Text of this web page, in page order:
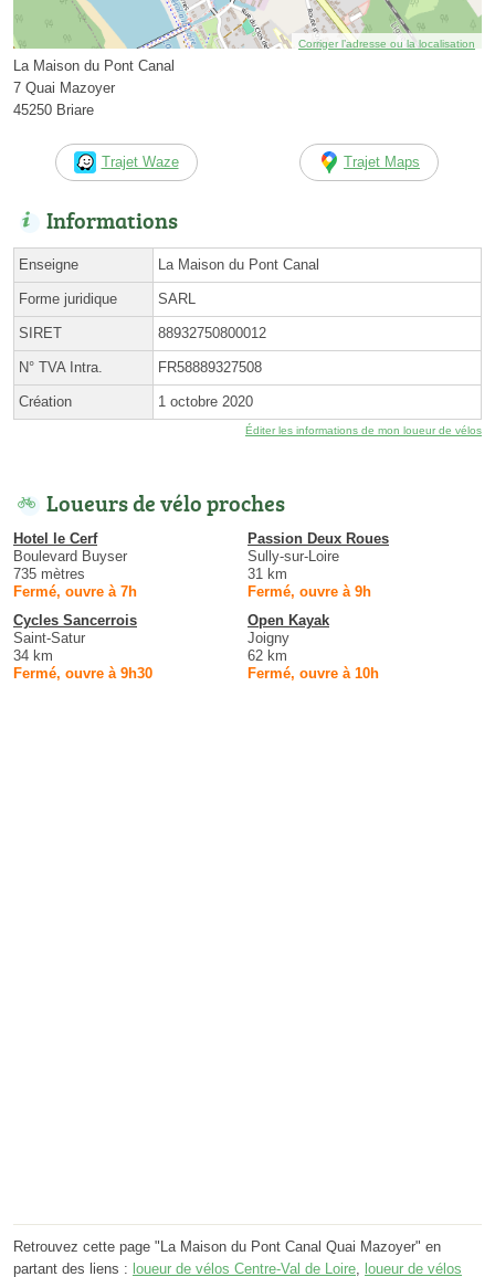
Corriger l’adresse ou la localisation
La Maison du Pont Canal
7 Quai Mazoyer
45250 Briare
Trajet Waze Trajet Maps
Informations
Enseigne La Maison du Pont Canal
Forme juridique SARL
SIRET 88932750800012
N° TVA Intra. FR58889327508
Création 1 octobre 2020
Éditer les informations de mon loueur de vélos
Loueurs de vélo proches
Hotel le Cerf
Boulevard Buyser
735 mètres
Fermé, ouvre à 7h
Passion Deux Roues
Sully-sur-Loire
31 km
Fermé, ouvre à 9h
Cycles Sancerrois
Saint-Satur
34 km
Fermé, ouvre à 9h30
Open Kayak
Joigny
62 km
Fermé, ouvre à 10h
Retrouvez cette page "La Maison du Pont Canal Quai Mazoyer" en
partant des liens : loueur de vélos Centre-Val de Loire loueur de vélos